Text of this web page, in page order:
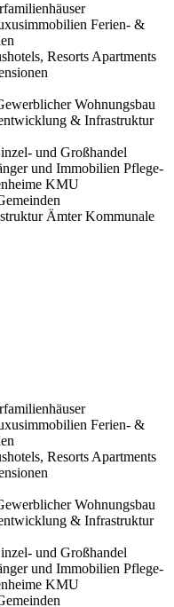
Ferien- &
ResortsApartments
Wohnungsbau
& Infrastruktur
und Großhandel
und Immobilien Pflege-
KMU
Ämter Kommunale
Ferien- &
Resorts Apartments
Wohnungsbau
& Infrastruktur
und Großhandel
und Immobilien Pflege-
KMU